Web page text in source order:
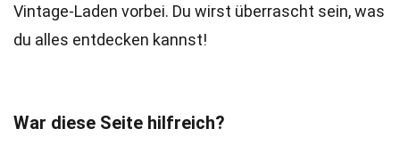
Vintage-Laden vorbei. Du wirst überrascht sein, was
du alles entdecken kannst!
War diese Seite hilfreich?